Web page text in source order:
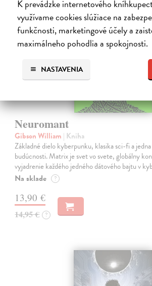
K prevádzke internetového
využívame cookies slúžiace na
funkčnosti, marketingové účely a
maximálneho pohodlia a spokojnosti.
NASTAVENIA
Neuromant
Gibson William | Kniha
Základné dielo kyberpunku, klasika sci-fi a
budúcnosti. Matrix je svet vo svete, globálny
vyjadrenie každého jedného dátového bajtu v
Na sklade ?
13,90 €
14,95 € ?